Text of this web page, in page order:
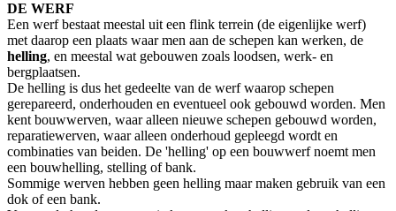
DE WERF
Een werf bestaat meestal uit een flink terrein (de eigenlijke werf)
met daarop een plaats waar men aan de schepen kan werken, de
helling, en meestal wat gebouwen zoals loodsen, werk- en
bergplaatsen.
De helling is dus het gedeelte van de werf waarop schepen
gerepareerd, onderhouden en eventueel ook gebouwd worden. Men
kent bouwwerven, waar alleen nieuwe schepen gebouwd worden,
reparatiewerven, waar alleen onderhoud gepleegd wordt en
combinaties van beiden. De 'helling' op een bouwwerf noemt men
een bouwhelling, stelling of bank.
Sommige werven hebben geen helling maar maken gebruik van een
dok of een bank.